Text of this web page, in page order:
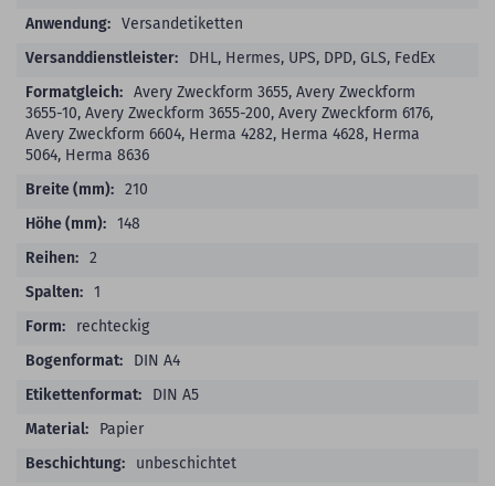
Versandetiketten
DHL, Hermes, UPS, DPD, GLS, FedEx
Avery Zweckform 3655, Avery Zweckform
3655-10, Avery Zweckform 3655-200, Avery Zweckform 6176,
Avery Zweckform 6604, Herma 4282, Herma 4628, Herma
5064, Herma 8636
210
148
2
1
rechteckig
DIN A4
DIN A5
Papier
unbeschichtet